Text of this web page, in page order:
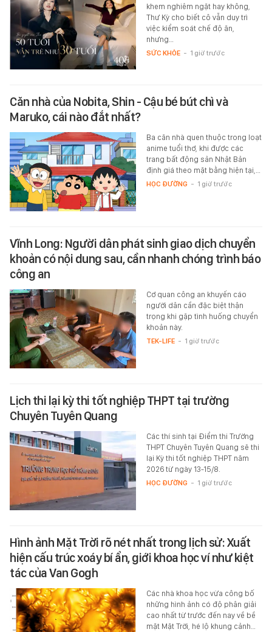
khem nghiêm ngặt hay không,
Thư Kỳ cho biết cô vẫn duy trì
việc kiểm soát chế độ ăn,
nhưng…
SỨC KHỎE - 1 giờ trước
Căn nhà của Nobita, Shin - Cậu bé bút chì và
Maruko, cái nào đắt nhất?
Ba căn nhà quen thuộc trong loạt
anime tuổi thơ, khi được các
trang bất động sản Nhật Bản
định giá theo mặt bằng hiện tại,…
HỌC ĐƯỜNG - 1 giờ trước
Vĩnh Long: Người dân phát sinh giao dịch chuyển
khoản có nội dung sau, cần nhanh chóng trình báo
công an
Cơ quan công an khuyến cáo
người dân cần đặc biệt thận
trọng khi gặp tình huống chuyển
khoản này.
TEK-LIFE - 1 giờ trước
Lịch thi lại kỳ thi tốt nghiệp THPT tại trường
Chuyên Tuyên Quang
Các thí sinh tại Điểm thi Trường
THPT Chuyên Tuyên Quang sẽ thi
lại Kỳ thi tốt nghiệp THPT năm
2026 từ ngày 13-15/8.
HỌC ĐƯỜNG - 1 giờ trước
Hình ảnh Mặt Trời rõ nét nhất trong lịch sử: Xuất
hiện cấu trúc xoáy bí ẩn, giới khoa học ví như kiệt
tác của Van Gogh
Các nhà khoa học vừa công bố
những hình ảnh có độ phân giải
cao nhất từ trước đến nay về bề
mặt Mặt Trời, hé lộ khung cảnh…